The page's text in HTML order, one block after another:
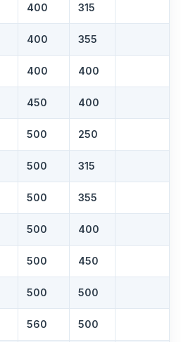
400 315
400 355
400 400
450 400
500 250
500 315
500 355
500 400
500 450
500 500
560 500